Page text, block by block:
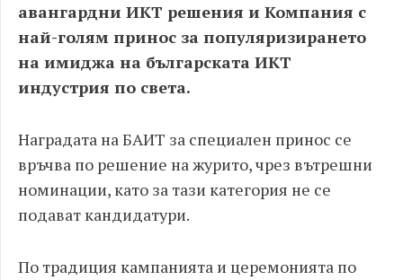
авангардни ИКТ решения и Компания с
най-голям принос за популяризирането
на имиджа на българската ИКТ
индустрия по света.
Наградата на БАИТ за специален принос се
връчва по решение на журито, чрез вътрешни
номинации, като за тази категория не се
подават кандидатури.
По традиция кампанията и церемонията по